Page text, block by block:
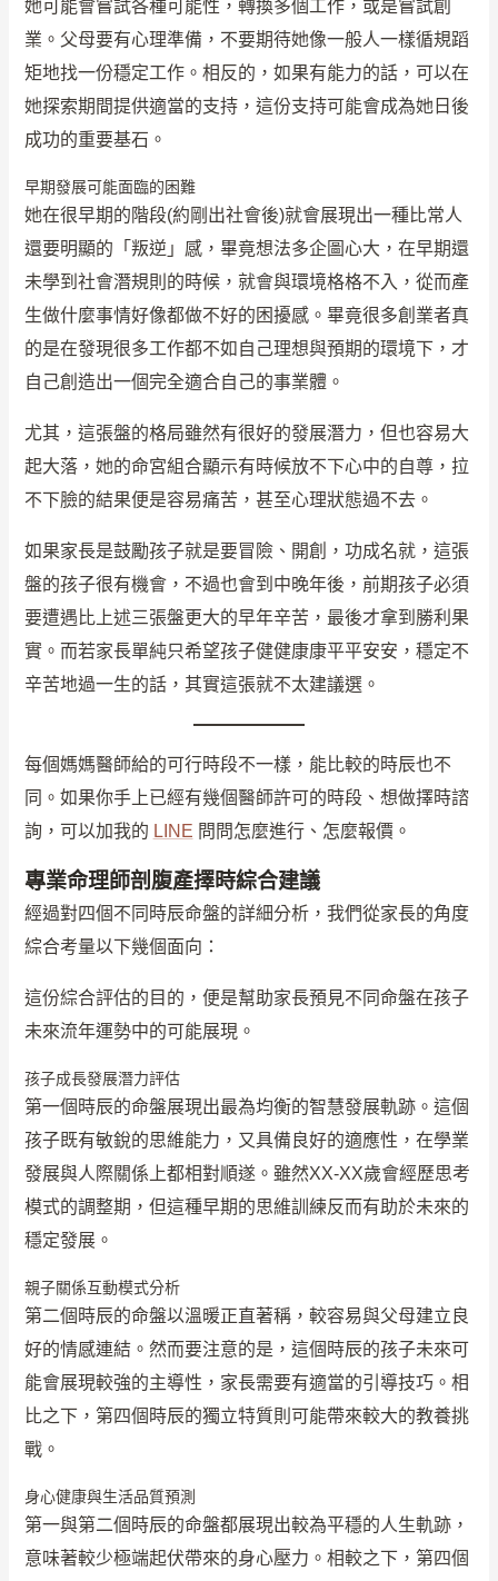
她可能會嘗試各種可能性，轉換多個工作，或是嘗試創
業。父母要有心理準備，不要期待她像一般人一樣循規蹈
矩地找一份穩定工作。相反的，如果有能力的話，可以在
她探索期間提供適當的支持，這份支持可能會成為她日後
成功的重要基石。
早期發展可能面臨的困難
她在很早期的階段(約剛出社會後)就會展現出一種比常人
還要明顯的「叛逆」感，畢竟想法多企圖心大，在早期還
未學到社會潛規則的時候，就會與環境格格不入，從而產
生做什麼事情好像都做不好的困擾感。畢竟很多創業者真
的是在發現很多工作都不如自己理想與預期的環境下，才
自己創造出一個完全適合自己的事業體。
尤其，這張盤的格局雖然有很好的發展潛力，但也容易大
起大落，她的命宮組合顯示有時候放不下心中的自尊，拉
不下臉的結果便是容易痛苦，甚至心理狀態過不去。
如果家長是鼓勵孩子就是要冒險、開創，功成名就，這張
盤的孩子很有機會，不過也會到中晚年後，前期孩子必須
要遭遇比上述三張盤更大的早年辛苦，最後才拿到勝利果
實。而若家長單純只希望孩子健健康康平平安安，穩定不
辛苦地過一生的話，其實這張就不太建議選。
每個媽媽醫師給的可行時段不一樣，能比較的時辰也不
同。如果你手上已經有幾個醫師許可的時段、想做擇時諮
詢，可以加我的 LINE 問問怎麼進行、怎麼報價。
專業命理師剖腹產擇時綜合建議
經過對四個不同時辰命盤的詳細分析，我們從家長的角度
綜合考量以下幾個面向：
這份綜合評估的目的，便是幫助家長預見不同命盤在孩子
未來流年運勢中的可能展現。
孩子成長發展潛力評估
第一個時辰的命盤展現出最為均衡的智慧發展軌跡。這個
孩子既有敏銳的思維能力，又具備良好的適應性，在學業
發展與人際關係上都相對順遂。雖然XX-XX歲會經歷思考
模式的調整期，但這種早期的思維訓練反而有助於未來的
穩定發展。
親子關係互動模式分析
第二個時辰的命盤以溫暖正直著稱，較容易與父母建立良
好的情感連結。然而要注意的是，這個時辰的孩子未來可
能會展現較強的主導性，家長需要有適當的引導技巧。相
比之下，第四個時辰的獨立特質則可能帶來較大的教養挑
戰。
身心健康與生活品質預測
第一與第二個時辰的命盤都展現出較為平穩的人生軌跡，
意味著較少極端起伏帶來的身心壓力。相較之下，第四個